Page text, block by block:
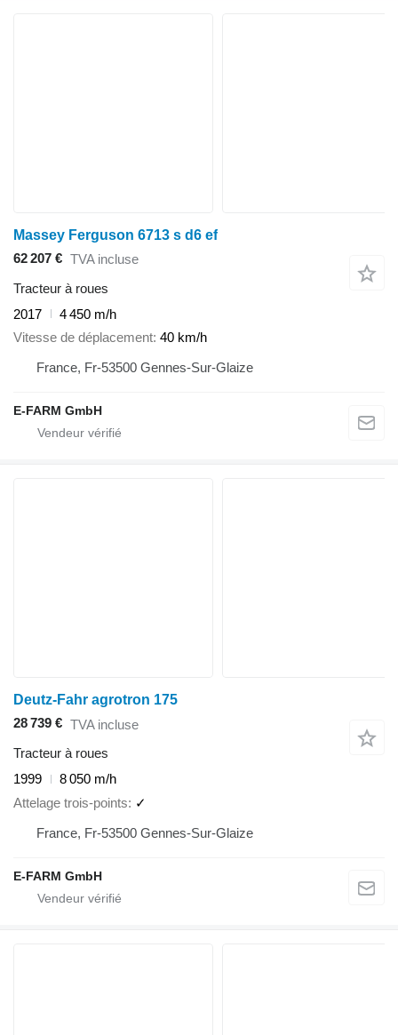
Massey Ferguson 6713 s d6 ef
62 207 € TVA incluse
Tracteur à roues
2017
4 450 m/h
Vitesse de déplacement 40 km/h
France, Fr-53500 Gennes-Sur-Glaize
E-FARM GmbH
Deutz-Fahr agrotron 175
28 739 € TVA incluse
Tracteur à roues
1999
8 050 m/h
Attelage trois-points
✓
France, Fr-53500 Gennes-Sur-Glaize
E-FARM GmbH